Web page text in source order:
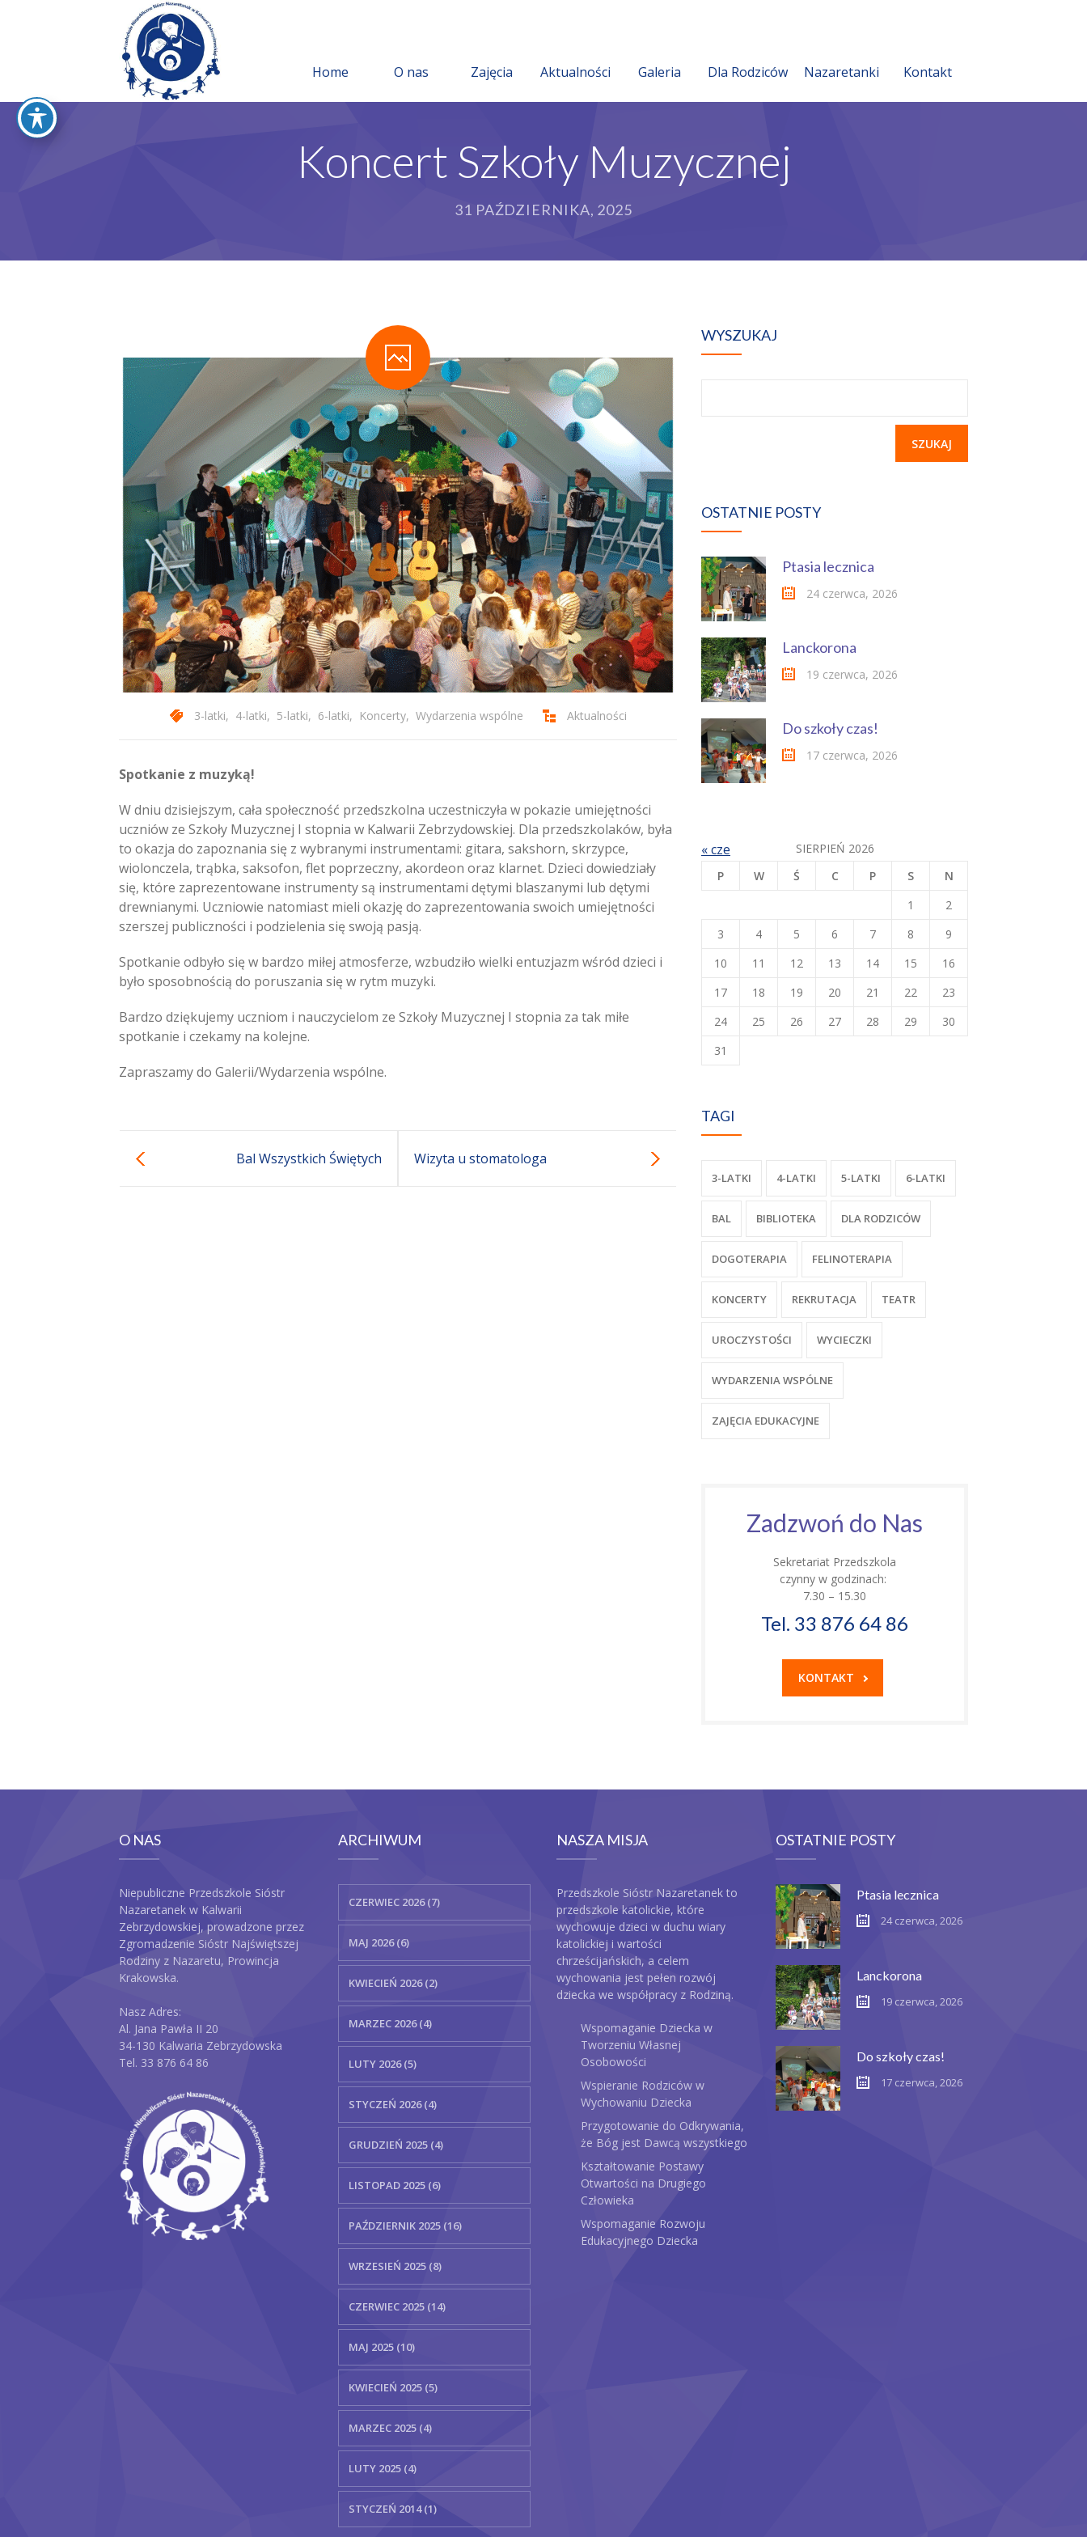
Home O nas Zajęcia Aktualności Galeria Dla Rodziców Nazaretanki Kontakt
Koncert Szkoły Muzycznej
31 PAŹDZIERNIKA, 2025
3-latki, 4-latki, 5-latki, 6-latki, Koncerty, Wydarzenia wspólne Aktualności
Spotkanie z muzyką!
W dniu dzisiejszym, cała społeczność przedszkolna uczestniczyła w pokazie umiejętności
uczniów ze Szkoły Muzycznej I stopnia w Kalwarii Zebrzydowskiej. Dla przedszkolaków, była
to okazja do zapoznania się z wybranymi instrumentami: gitara, sakshorn, skrzypce,
wiolonczela, trąbka, saksofon, flet poprzeczny, akordeon oraz klarnet. Dzieci dowiedziały
się, które zaprezentowane instrumenty są instrumentami dętymi blaszanymi lub dętymi
drewnianymi. Uczniowie natomiast mieli okazję do zaprezentowania swoich umiejętności
szerszej publiczności i podzielenia się swoją pasją.
Spotkanie odbyło się w bardzo miłej atmosferze, wzbudziło wielki entuzjazm wśród dzieci i
było sposobnością do poruszania się w rytm muzyki.
Bardzo dziękujemy uczniom i nauczycielom ze Szkoły Muzycznej I stopnia za tak miłe
spotkanie i czekamy na kolejne.
Zapraszamy do Galerii/Wydarzenia wspólne.
Bal Wszystkich Świętych Wizyta u stomatologa
WYSZUKAJ
OSTATNIE POSTY
Ptasia lecznica
24 czerwca, 2026
Lanckorona
19 czerwca, 2026
Do szkoły czas!
17 czerwca, 2026
SIERPIEŃ 2026
P
W Ś C P S
N
1
2
3
4 5 6 7 8
9
10
11 12 13 14 15
16
17
18 19 20 21 22
23
24
25 26 27 28 29
30
31
« cze
TAGI
3-LATKI 4-LATKI 5-LATKI 6-LATKI
BAL BIBLIOTEKA DLA RODZICÓW
DOGOTERAPIA FELINOTERAPIA
KONCERTY REKRUTACJA TEATR
UROCZYSTOŚCI WYCIECZKI
WYDARZENIA WSPÓLNE
ZAJĘCIA EDUKACYJNE
Zadzwoń do Nas
Sekretariat Przedszkola
czynny w godzinach:
7.30 – 15.30
Tel. 33 876 64 86
KONTAKT
O NAS
Niepubliczne Przedszkole Sióstr
Nazaretanek w Kalwarii
Zebrzydowskiej, prowadzone przez
Zgromadzenie Sióstr Najświętszej
Rodziny z Nazaretu, Prowincja
Krakowska.
Nasz Adres:
Al. Jana Pawła II 20
34-130 Kalwaria Zebrzydowska
Tel. 33 876 64 86
ARCHIWUM
CZERWIEC 2026 (7)
MAJ 2026 (6)
KWIECIEŃ 2026 (2)
MARZEC 2026 (4)
LUTY 2026 (5)
STYCZEŃ 2026 (4)
GRUDZIEŃ 2025 (4)
LISTOPAD 2025 (6)
PAŹDZIERNIK 2025 (16)
WRZESIEŃ 2025 (8)
CZERWIEC 2025 (14)
MAJ 2025 (10)
KWIECIEŃ 2025 (5)
MARZEC 2025 (4)
LUTY 2025 (4)
STYCZEŃ 2014 (1)
NASZA MISJA
Przedszkole Sióstr Nazaretanek to
przedszkole katolickie, które
wychowuje dzieci w duchu wiary
katolickiej i wartości
chrześcijańskich, a celem
wychowania jest pełen rozwój
dziecka we współpracy z Rodziną.
Wspomaganie Dziecka w
Tworzeniu Własnej
Osobowości
Wspieranie Rodziców w
Wychowaniu Dziecka
Przygotowanie do Odkrywania,
że Bóg jest Dawcą wszystkiego
Kształtowanie Postawy
Otwartości na Drugiego
Człowieka
Wspomaganie Rozwoju
Edukacyjnego Dziecka
OSTATNIE POSTY
Ptasia lecznica
24 czerwca, 2026
Lanckorona
19 czerwca, 2026
Do szkoły czas!
17 czerwca, 2026